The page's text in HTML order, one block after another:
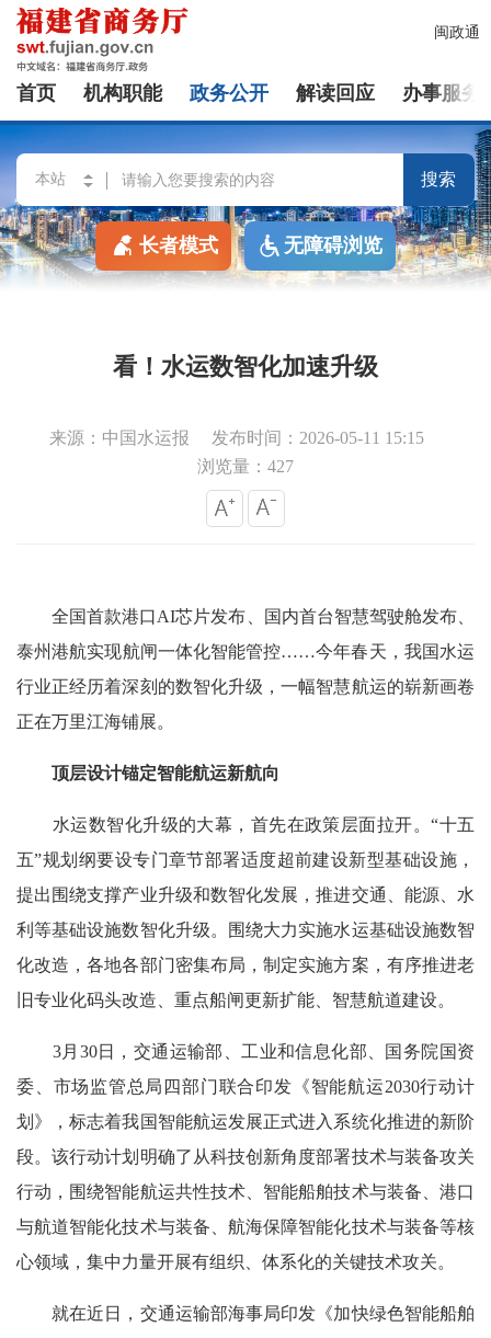
闽政通
首页 机构职能 政务公开 解读回应 办事服务
搜索
长者模式 无障碍浏览
看！水运数智化加速升级
来源：中国水运报
发布时间：2026-05-11 15:15
浏览量：427
全国首款港口AI芯片发布、国内首台智慧驾驶舱发布、
泰州港航实现航闸一体化智能管控……今年春天，我国水运
行业正经历着深刻的数智化升级，一幅智慧航运的崭新画卷
正在万里江海铺展。
顶层设计锚定智能航运新航向
水运数智化升级的大幕，首先在政策层面拉开。“十五
五”规划纲要设专门章节部署适度超前建设新型基础设施，
提出围绕支撑产业升级和数智化发展，推进交通、能源、水
利等基础设施数智化升级。围绕大力实施水运基础设施数智
化改造，各地各部门密集布局，制定实施方案，有序推进老
旧专业化码头改造、重点船闸更新扩能、智慧航道建设。
3月30日，交通运输部、工业和信息化部、国务院国资
委、市场监管总局四部门联合印发《智能航运2030行动计
划》，标志着我国智能航运发展正式进入系统化推进的新阶
段。该行动计划明确了从科技创新角度部署技术与装备攻关
行动，围绕智能航运共性技术、智能船舶技术与装备、港口
与航道智能化技术与装备、航海保障智能化技术与装备等核
心领域，集中力量开展有组织、体系化的关键技术攻关。
就在近日，交通运输部海事局印发《加快绿色智能船舶